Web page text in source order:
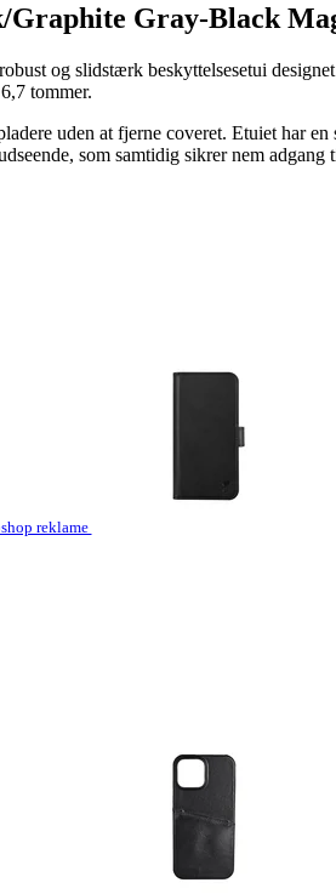
Gray-Black
og slidstærk beskyttelsesetui
tommer.
uden at fjerne coveret. Etuiet har
som samtidig sikrer nem adgang
reklame